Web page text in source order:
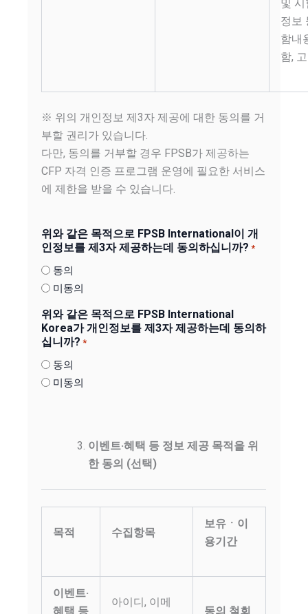
및
정보
함내
함,
※ 위의 개인정보 제3자 제공에 대한 동의를 거
부할 권리가 있습니다.
다만, 동의를 거부할 경우 FPSB가 제공하는
CFP 자격 인증 프로그램 운영에 필요한 서비스
에 제한을 받을 수 있습니다.
위와 같은 목적으로 FPSB International이 개
인정보를 제3자 제공하는데 동의하십니까? *
동의
미동의
위와 같은 목적으로 FPSB International
Korea가 개인정보를 제3자 제공하는데 동의하
십니까? *
동의
미동의
이벤트·혜택 등 정보 제공 목적을 위
한 동의 (선택)
목적 수집항목
보유ㆍ이
용기간
이벤트·
혜택 등
아이디, 이메
동의 철회